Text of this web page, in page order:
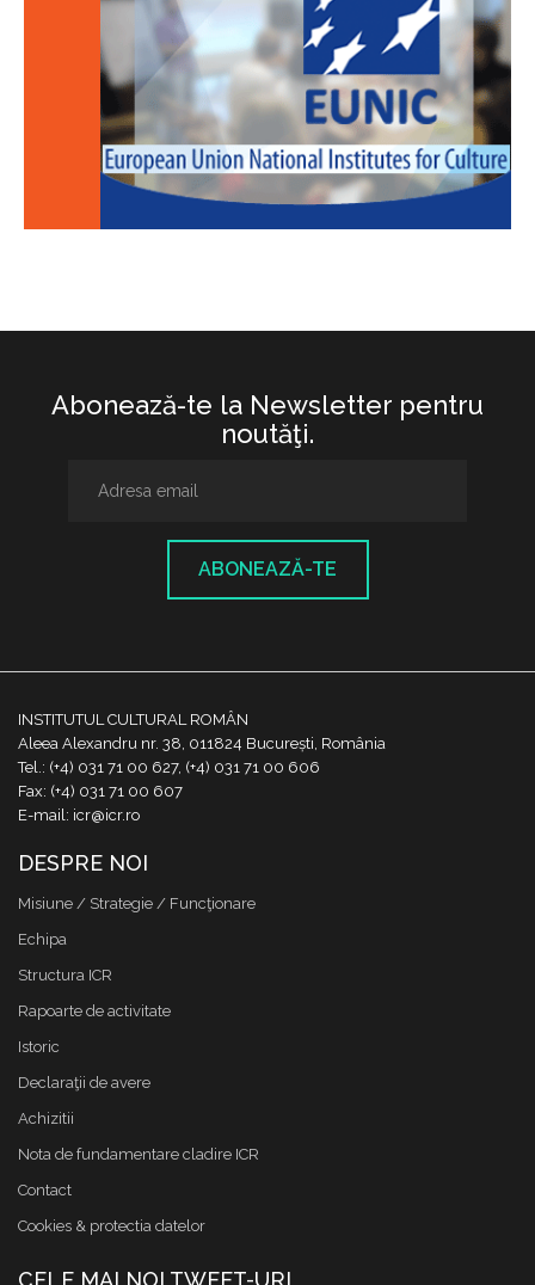
Abonează-te la Newsletter pentru
noutăţi.
ABONEAZĂ-TE
INSTITUTUL CULTURAL ROMÂN
Aleea Alexandru nr. 38, 011824 București, România
Tel.: (+4) 031 71 00 627, (+4) 031 71 00 606
Fax: (+4) 031 71 00 607
E-mail: icr@icr.ro
DESPRE NOI
Misiune / Strategie / Funcţionare
Echipa
Structura ICR
Rapoarte de activitate
Istoric
Declaraţii de avere
Achizitii
Nota de fundamentare cladire ICR
Contact
Cookies & protectia datelor
CELE MAI NOI TWEET-URI